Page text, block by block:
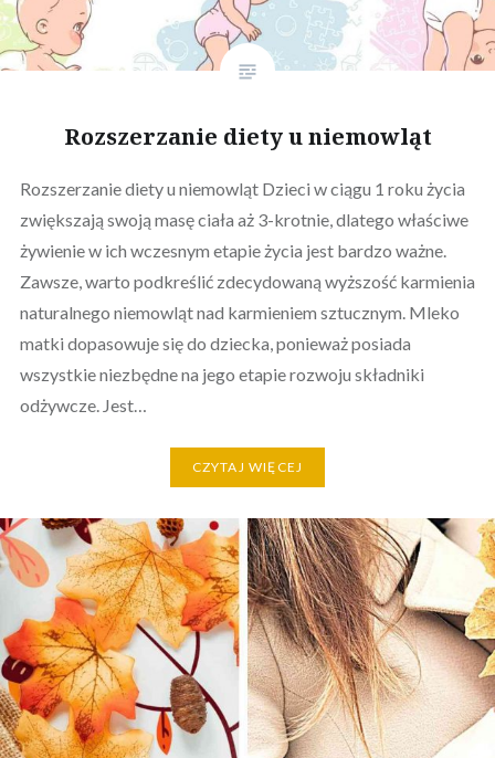
Rozszerzanie diety u niemowląt
Rozszerzanie diety u niemowląt Dzieci w ciągu 1 roku życia
zwiększają swoją masę ciała aż 3-krotnie, dlatego właściwe
żywienie w ich wczesnym etapie życia jest bardzo ważne.
Zawsze, warto podkreślić zdecydowaną wyższość karmienia
naturalnego niemowląt nad karmieniem sztucznym. Mleko
matki dopasowuje się do dziecka, ponieważ posiada
wszystkie niezbędne na jego etapie rozwoju składniki
odżywcze. Jest…
CZYTAJ WIĘCEJ